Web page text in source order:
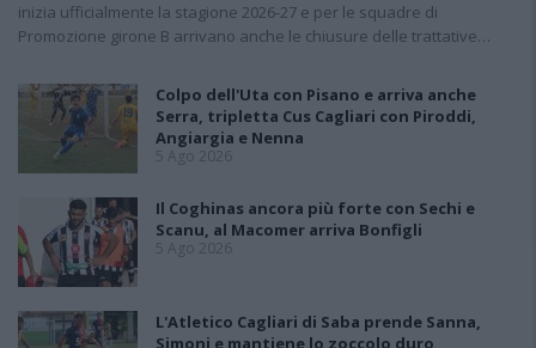
inizia ufficialmente la stagione 2026-27 e per le squadre di
Promozione girone B arrivano anche le chiusure delle trattative…
Colpo dell'Uta con Pisano e arriva anche
Serra, tripletta Cus Cagliari con Piroddi,
Angiargia e Nenna
5 Ago 2026
Il Coghinas ancora più forte con Sechi e
Scanu, al Macomer arriva Bonfigli
5 Ago 2026
L'Atletico Cagliari di Saba prende Sanna,
Simoni e mantiene lo zoccolo duro